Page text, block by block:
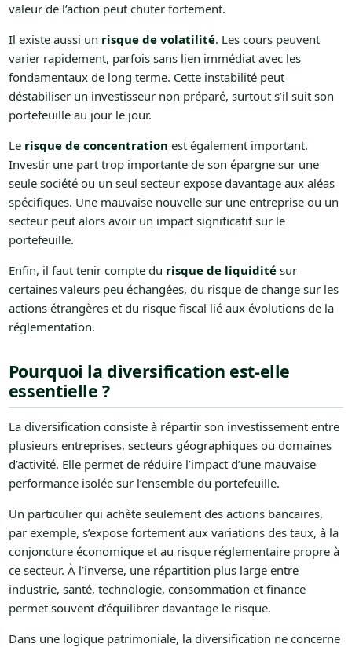
valeur de l’action peut chuter fortement.
Il existe aussi un risque de volatilité. Les cours peuvent
varier rapidement, parfois sans lien immédiat avec les
fondamentaux de long terme. Cette instabilité peut
déstabiliser un investisseur non préparé, surtout s’il suit son
portefeuille au jour le jour.
Le risque de concentration est également important.
Investir une part trop importante de son épargne sur une
seule société ou un seul secteur expose davantage aux aléas
spécifiques. Une mauvaise nouvelle sur une entreprise ou un
secteur peut alors avoir un impact significatif sur le
portefeuille.
Enfin, il faut tenir compte du risque de liquiditésur
certaines valeurs peu échangées, du risque de change sur les
actions étrangères et du risque fiscal lié aux évolutions de la
réglementation.
Pourquoi la diversification est-elle
essentielle ?
La diversification consiste à répartir son investissement entre
plusieurs entreprises, secteurs géographiques ou domaines
d’activité. Elle permet de réduire l’impact d’une mauvaise
performance isolée sur l’ensemble du portefeuille.
Un particulier qui achète seulement des actions bancaires,
par exemple, s’expose fortement aux variations des taux, à la
conjoncture économique et au risque réglementaire propre à
ce secteur. À l’inverse, une répartition plus large entre
industrie, santé, technologie, consommation et finance
permet souvent d’équilibrer davantage le risque.
Dans une logique patrimoniale, la diversification ne concerne